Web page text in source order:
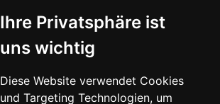
Ihre Privatsphäre ist
uns wichtig
Diese Website verwendet Cookies
und Targeting Technologien, um